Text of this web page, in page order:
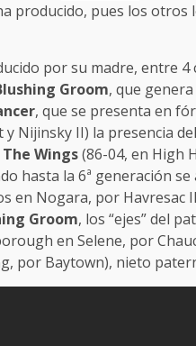
producido, pues los otros
por su madre, entre 4
Groom, que
, que se presenta en
Nijinsky II) la presencia
The Wings(86-04, en High
hasta la 6ª generación se
en Nogara, por
Groom, los “ejes” del
en Selene, por
por Baytown), nieto